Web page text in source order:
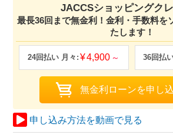
JACCSショッピングク
最長36回まで無金利！金利・手数料を
たします！
4,900
申し込み方法を動画で見る